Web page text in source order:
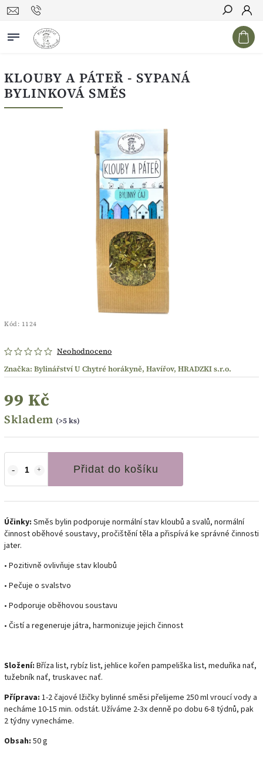
Hledat
KLOUBY A PÁTEŘ - SYPANÁ
BYLINKOVÁ SMĚS
Kód: 1124
Neohodnoceno
Značka: Bylinářství U Chytré horákyně, Havířov, HRADZKI s.r.o.
99 Kč
Skladem (>5 ks)
Přidat do košíku
Účinky: Směs bylin podporuje normální stav kloubů a svalů, normální
činnost oběhové soustavy, pročištění těla a přispívá ke správné činnosti
jater.
• Pozitivně ovlivňuje stav kloubů
• Pečuje o svalstvo
• Podporuje oběhovou soustavu
• Čistí a regeneruje játra, harmonizuje jejich činnost
Složení: Bříza list, rybíz list, jehlice kořen pampeliška list, meduňka nať,
tužebník nať, truskavec nať.
Příprava: 1-2 čajové lžičky bylinné směsi přelijeme 250 ml vroucí vody a
necháme 10-15 min. odstát. Užíváme 2-3x denně po dobu 6-8 týdnů, pak
2 týdny vynecháme.
Obsah: 50 g